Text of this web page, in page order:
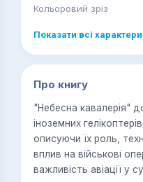
Кольоровий зріз
Показати всі
Про книгу
"Небесна кавалерія"
іноземних
описуючи їх роль,
вплив на військові
важливість авіації у